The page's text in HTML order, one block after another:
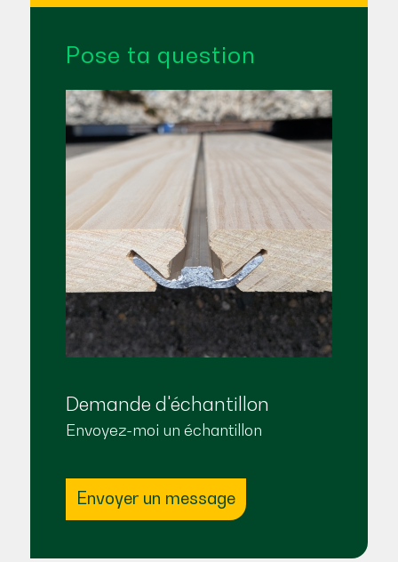
Pose ta question
Demande d'échantillon
Envoyez-moi un échantillon
Envoyer un message